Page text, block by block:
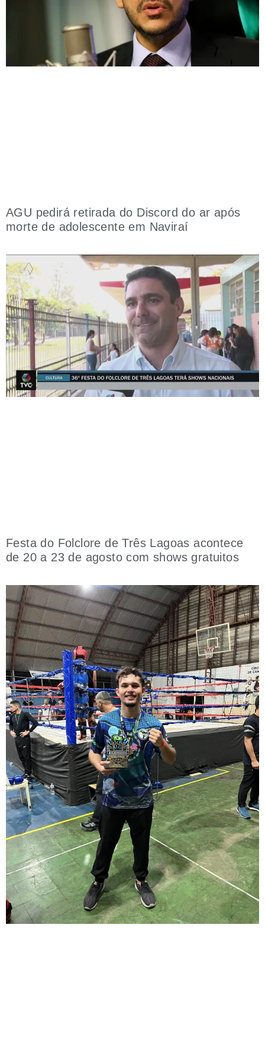
AGU pedirá retirada do Discord do ar após
morte de adolescente em Naviraí
Festa do Folclore de Três Lagoas acontece
de 20 a 23 de agosto com shows gratuitos